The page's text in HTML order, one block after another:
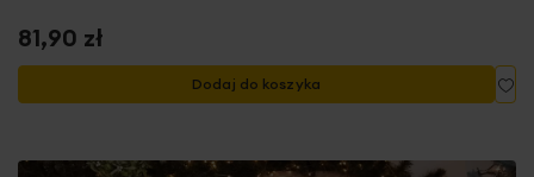
81,90 zł
Dodaj do koszyka